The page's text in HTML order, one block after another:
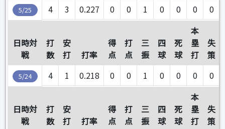
5/25 4 3 0.227 0 0 1 0 0 0 0
日時対
戦
打
数
安
打
打率
得
点
打
点
三
振
四
球
死
球
本
塁
打
失
策
5/24 4 1 0.218 0 0 1 0 0 0 0
日時対
戦
打
数
安
打
打率
得
点
打
点
三
振
四
球
死
球
本
塁
打
失
策